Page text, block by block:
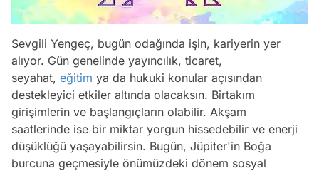
Sevgili Yengeç, bugün odağında işin, kariyerin yer
alıyor. Gün genelinde yayıncılık, ticaret,
seyahat, eğitim ya da hukuki konular açısından
destekleyici etkiler altında olacaksın. Birtakım
girişimlerin ve başlangıçların olabilir. Akşam
saatlerinde ise bir miktar yorgun hissedebilir ve enerji
düşüklüğü yaşayabilirsin. Bugün, Jüpiter'in Boğa
burcuna geçmesiyle önümüzdeki dönem sosyal